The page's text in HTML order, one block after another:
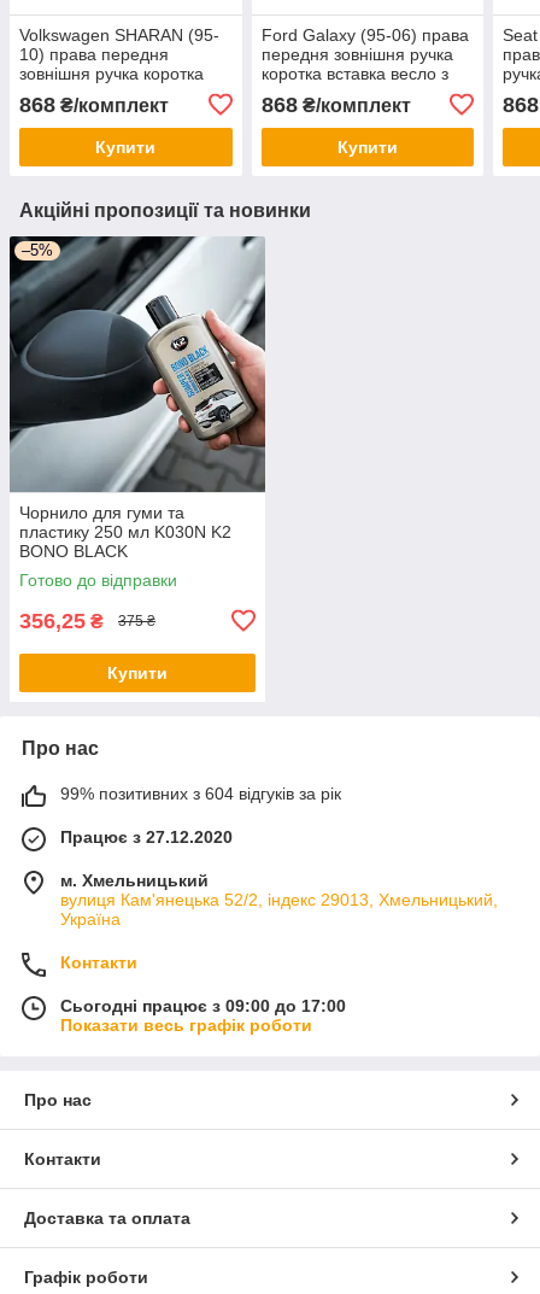
Volkswagen SHARAN (95-
10) права передня
зовнішня ручка коротка
вставка весло з широким
коміром, Шаран
868 ₴/комплект
Купити
Ford Galaxy (95-06) права
передня зовнішня ручка
коротка вставка весло з
широким коміром, Форд
Гелексі
868₴/комплект
Купити
868
Акційні пропозиції та новинки
–5%
Чорнило для гуми та
пластику 250 мл K030N K2
BONO BLACK
Готово до відправки
356,25 ₴ 375 ₴
Купити
Про нас
99% позитивних з 604 відгуків за рік
Працює з 27.12.2020
м. Хмельницький
вулиця Кам'янецька 52/2, індекс 29013, Хмельницький,
Україна
Контакти
Сьогодні працює з 09:00 до 17:00
Показати весь графік роботи
Про нас
Контакти
Доставка та оплата
Графік роботи